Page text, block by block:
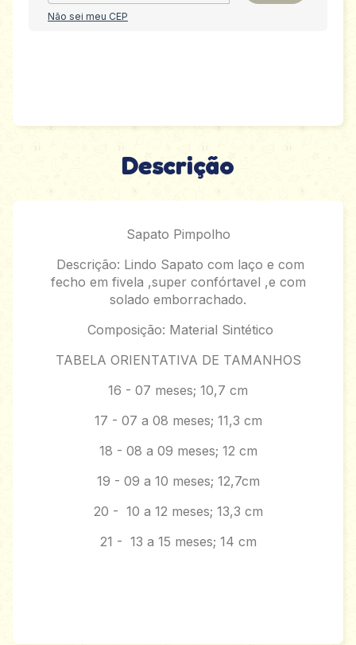
Não sei meu CEP
Descrição
Sapato Pimpolho
Descrição: Lindo Sapato com laço e com
fecho em fivela ,super confórtavel ,e com
solado emborrachado.
Composição: Material Sintético
TABELA ORIENTATIVA DE TAMANHOS
16 - 07 meses; 10,7 cm
17 - 07 a 08 meses; 11,3 cm
18 - 08 a 09 meses; 12 cm
19 - 09 a 10 meses; 12,7cm
20 - 10 a 12 meses; 13,3 cm
21 - 13 a 15 meses; 14 cm